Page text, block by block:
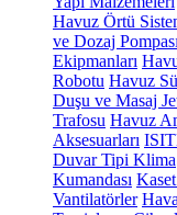
Havuz Örtü
ve Dozaj Pompası
Ekipmanları
Robotu Havuz
Duşu ve Masaj
Trafosu Havuz
Aksesuarları
Duvar Tipi Klima
Kumandası
Vantilatörler